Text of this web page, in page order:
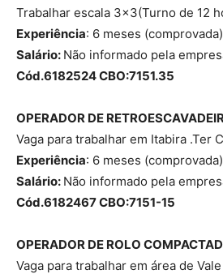
Trabalhar escala 3×3(Turno de 12
Experiência: 6 meses (comprovada)
Salário: Não informado pela
Cód.6182524 CBO:7151.35
OPERADOR DE
Vaga para trabalhar em Itabira .Ter
Experiência: 6 meses (comprovada)
Salário: Não informado pela
Cód.6182467 CBO:7151-15
OPERADOR DE ROLO
Vaga para trabalhar em área de Vale